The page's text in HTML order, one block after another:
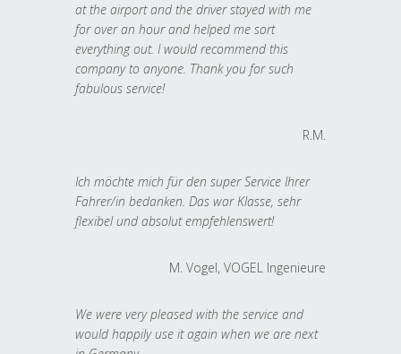
at the airport and the driver stayed with me
for over an hour and helped me sort
everything out. I would recommend this
company to anyone. Thank you for such
fabulous service!
R.M.
Ich möchte mich für den super Service Ihrer
Fahrer/in bedanken. Das war Klasse, sehr
flexibel und absolut empfehlenswert!
M. Vogel, VOGEL Ingenieure
We were very pleased with the service and
would happily use it again when we are next